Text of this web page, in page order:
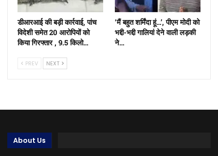
डीआरआई की बड़ी कार्रवाई, पांच
विदेशी समेत 20 आरोपियों को
किया गिरफ्तार , 9.5 किलो…
‘मैं बहुत शर्मिंदा हूं…’, पीएम मोदी को
भद्दी-भद्दी गालियां देने वाली लड़की
ने…
PREV NEXT
About Us